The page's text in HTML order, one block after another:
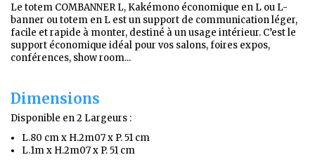
Le totem COMBANNER L, Kakémono économique en L ou L-
banner ou totem en L est un support de communication léger,
facile et rapide à monter, destiné à un usage intérieur. C’est le
support économique idéal pour vos salons, foires expos,
conférences, show room...
Dimensions
Disponible en 2 Largeurs :
L.80 cm x H.2m07 x P. 51 cm
L.1m x H.2m07 x P. 51 cm